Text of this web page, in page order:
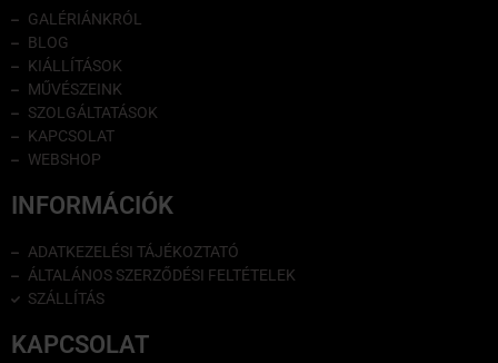
GALÉRIÁNKRÓL
BLOG
KIÁLLÍTÁSOK
MŰVÉSZEINK
SZOLGÁLTATÁSOK
KAPCSOLAT
WEBSHOP
INFORMÁCIÓK
ADATKEZELÉSI TÁJÉKOZTATÓ
ÁLTALÁNOS SZERZŐDÉSI FELTÉTELEK
SZÁLLÍTÁS
KAPCSOLAT